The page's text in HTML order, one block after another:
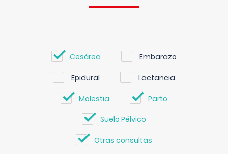
Cesárea Embarazo
Epidural Lactancia
Molestia Parto
Suelo Pélvico
Otras consultas